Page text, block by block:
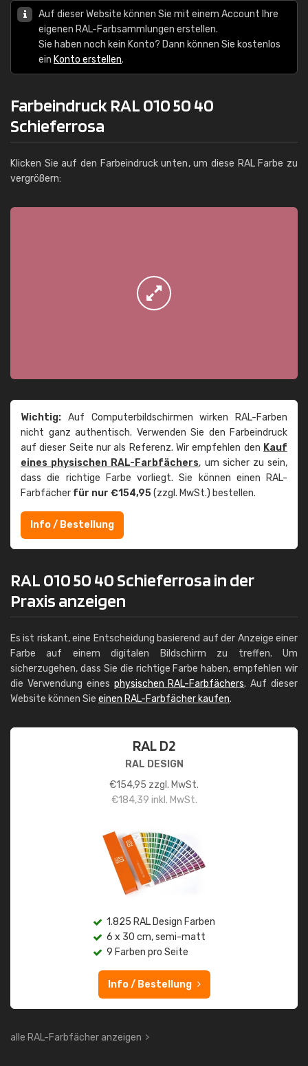
Auf dieser Website können Sie mit einem Account Ihre
eigenen RAL-Farbsammlungen erstellen.
Sie haben noch kein Konto? Dann können Sie kostenlos
ein Konto erstellen.
Farbeindruck RAL 010 50 40
Schieferrosa
Klicken Sie auf den Farbeindruck unten, um diese RAL Farbe zu
vergrößern:
Wichtig: Auf Computerbildschirmen wirken RAL-Farben
nicht ganz authentisch. Verwenden Sie den Farbeindruck
auf dieser Seite nur als Referenz. Wir empfehlen den Kauf
eines physischen RAL-Farbfächers, um sicher zu sein,
dass die richtige Farbe vorliegt. Sie können einen RAL-
Farbfächer für nur €154,95(zzgl. MwSt.) bestellen.
Info / Bestellung
RAL 010 50 40 Schieferrosa in der
Praxis anzeigen
Es ist riskant, eine Entscheidung basierend auf der Anzeige einer
Farbe auf einem digitalen Bildschirm zu treffen. Um
sicherzugehen, dass Sie die richtige Farbe haben, empfehlen wir
die Verwendung eines physischen RAL-Farbfächers. Auf dieser
Website können Sie einen RAL-Farbfächer kaufen.
RAL D2
RAL DESIGN
€154,95 zzgl. MwSt.
€184,39 inkl. MwSt.
1.825 RAL Design Farben
6 x 30 cm, semi-matt
9 Farben pro Seite
Info / Bestellung
alle RAL-Farbfächer anzeigen